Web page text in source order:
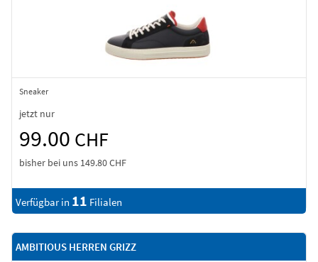
Sneaker
jetzt nur
99.00 CHF
bisher bei uns 149.80 CHF
Verfügbar in 11 Filialen
AMBITIOUS HERREN GRIZZ